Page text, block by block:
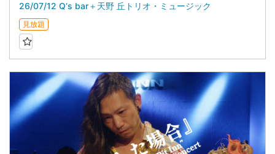
26/07/12 Q‘s bar＋天野 丘トリオ・ミュージック
見放題